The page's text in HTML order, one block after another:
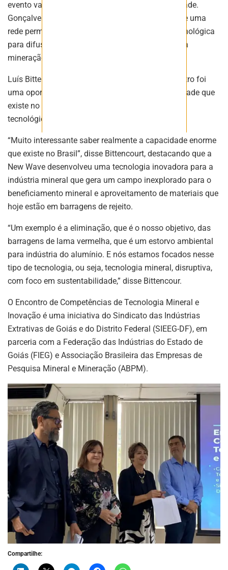
evento vai de encontro com a percepção da entidade.
Gonçalves disse que seria importante a criação de uma
rede permanente público-privada de inovação tecnológica
para difusão de tecnologia na cadeia produtiva da
mineração.
Luís Bittencourt, da New Wave, disse que o encontro foi
uma oportunidade para entender qual é a capacidade que
existe no Brasil para inovação e desenvolvimento
tecnológico na área de mineração.
“Muito interessante saber realmente a capacidade enorme
que existe no Brasil”, disse Bittencourt, destacando que a
New Wave desenvolveu uma tecnologia inovadora para a
indústria mineral que gera um campo inexplorado para o
beneficiamento mineral e aproveitamento de materiais que
hoje estão em barragens de rejeito.
“Um exemplo é a eliminação, que é o nosso objetivo, das
barragens de lama vermelha, que é um estorvo ambiental
para indústria do alumínio. E nós estamos focados nesse
tipo de tecnologia, ou seja, tecnologia mineral, disruptiva,
com foco em sustentabilidade,” disse Bittencour.
O Encontro de Competências de Tecnologia Mineral e
Inovação é uma iniciativa do Sindicato das Indústrias
Extrativas de Goiás e do Distrito Federal (SIEEG-DF), em
parceria com a Federação das Indústrias do Estado de
Goiás (FIEG) e Associação Brasileira das Empresas de
Pesquisa Mineral e Mineração (ABPM).
Compartilhe: